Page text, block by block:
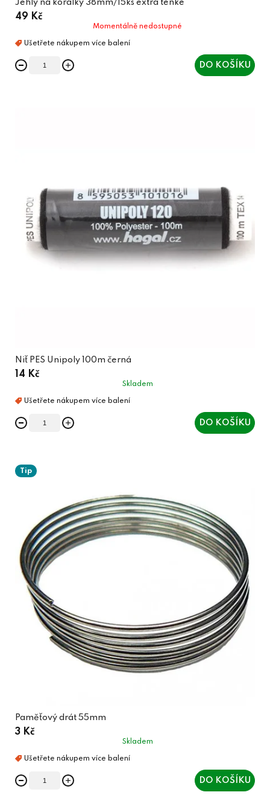
Jehly na korálky 38mm/15ks extra tenké
49 Kč
Momentálně nedostupné
DO KOŠÍKU
Niť PES Unipoly 100m černá
14 Kč
Skladem
DO KOŠÍKU
Tip
Paměťový drát 55mm
3 Kč
Skladem
DO KOŠÍKU